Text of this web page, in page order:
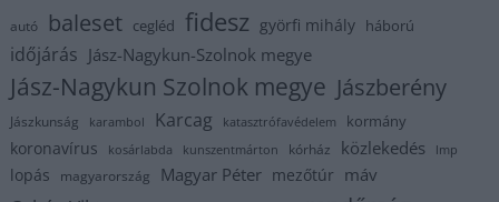
autó baleset cegléd fidesz györfi mihály háború
időjárás Jász-Nagykun-Szolnok megye
Jász-Nagykun Szolnok megye Jászberény
Jászkunság karambol Karcag katasztrófavédelem kormány
koronavírus kosárlabda kunszentmárton kórház közlekedés lmp
lopás magyarország Magyar Péter mezőtúr máv